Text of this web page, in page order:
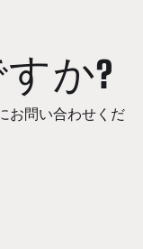
か?
お問い合わせくだ